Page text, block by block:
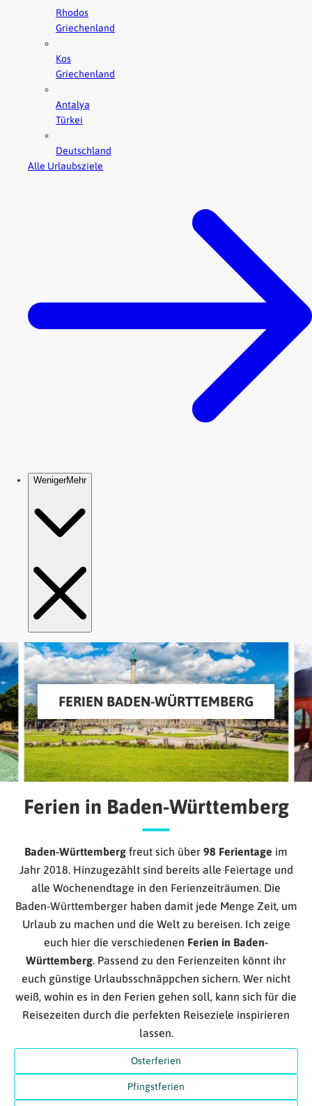
FERIEN BADEN-WÜRTTEMBERG
Ferien in Baden-Württemberg
Baden-Württemberg freut sich über 98 Ferientage im
Jahr 2018. Hinzugezählt sind bereits alle Feiertage und
alle Wochenendtage in den Ferienzeiträumen. Die
Baden-Württemberger haben damit jede Menge Zeit, um
Urlaub zu machen und die Welt zu bereisen. Ich zeige
euch hier die verschiedenen Ferien in Baden-
Württemberg. Passend zu den Ferienzeiten könnt ihr
euch günstige Urlaubsschnäppchen sichern. Wer nicht
weiß, wohin es in den Ferien gehen soll, kann sich für die
Reisezeiten durch die perfekten Reiseziele inspirieren
lassen.
Osterferien
Pfingstferien